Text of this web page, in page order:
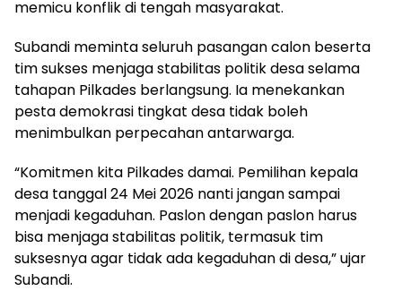
memicu konflik di tengah masyarakat.
Subandi meminta seluruh pasangan calon beserta
tim sukses menjaga stabilitas politik desa selama
tahapan Pilkades berlangsung. Ia menekankan
pesta demokrasi tingkat desa tidak boleh
menimbulkan perpecahan antarwarga.
“Komitmen kita Pilkades damai. Pemilihan kepala
desa tanggal 24 Mei 2026 nanti jangan sampai
menjadi kegaduhan. Paslon dengan paslon harus
bisa menjaga stabilitas politik, termasuk tim
suksesnya agar tidak ada kegaduhan di desa,” ujar
Subandi.